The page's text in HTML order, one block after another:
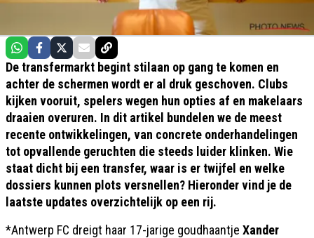
De transfermarkt begint stilaan op gang te komen en
achter de schermen wordt er al druk geschoven. Clubs
kijken vooruit, spelers wegen hun opties af en makelaars
draaien overuren. In dit artikel bundelen we de meest
recente ontwikkelingen, van concrete onderhandelingen
tot opvallende geruchten die steeds luider klinken. Wie
staat dicht bij een transfer, waar is er twijfel en welke
dossiers kunnen plots versnellen? Hieronder vind je de
laatste updates overzichtelijk op een rij.
*Antwerp FC dreigt haar 17-jarige goudhaantje Xander